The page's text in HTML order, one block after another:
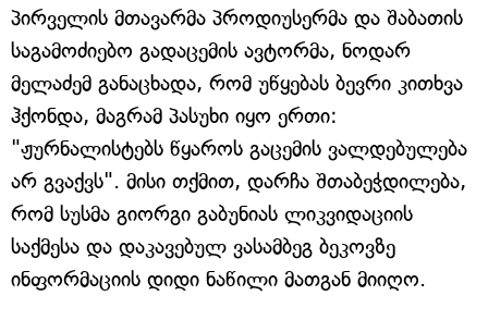
პირველის მთავარმა პროდიუსერმა და შაბათის
საგამოძიებო გადაცემის ავტორმა, ნოდარ
მელაძემ განაცხადა, რომ უწყებას ბევრი კითხვა
ჰქონდა, მაგრამ პასუხი იყო ერთი:
"ჟურნალისტებს წყაროს გაცემის ვალდებულება
არ გვაქვს". მისი თქმით, დარჩა შთაბეჭდილება,
რომ სუსმა გიორგი გაბუნიას ლიკვიდაციის
საქმესა და დაკავებულ ვასამბეგ ბეკოვზე
ინფორმაციის დიდი ნაწილი მათგან მიიღო.